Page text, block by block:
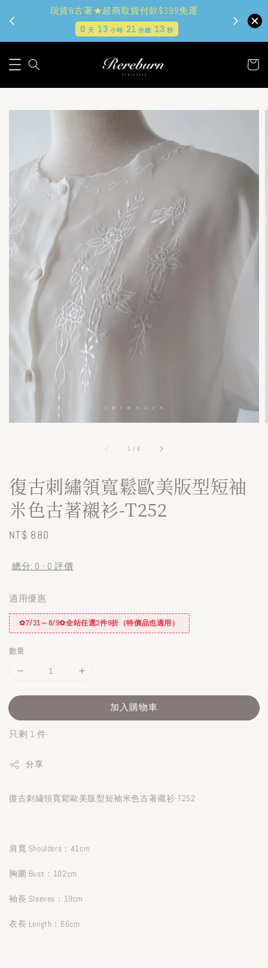
現貨&古著★超商取貨付款$399免運
0 天 13 小時 21 分鐘 11秒
1 / 6
復古刺繡領寬鬆歐美版型短袖
米色古著襯衫-T252
Regular
NT$ 880
總分: 0 - 0 評價
適用優惠
✿7/31～8/9✿全站任選2件9折（特價品也適用）
數量
加入購物車
只剩 1 件
分享
復古刺繡領寬鬆歐美版型短袖米色古著襯衫-T252
肩寬 Shoulders：41cm
胸圍 Bust：102cm
袖長 Sleeves：19cm
衣長 Length：66cm